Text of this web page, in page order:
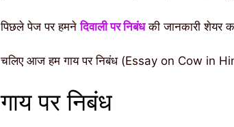
पिछले पेज पर हमनेदिवाली पर निबंधकी जानकारी शेयर
चलिए आज हम गाय पर निबंध (Essay on Cow in
गाय पर निबंध